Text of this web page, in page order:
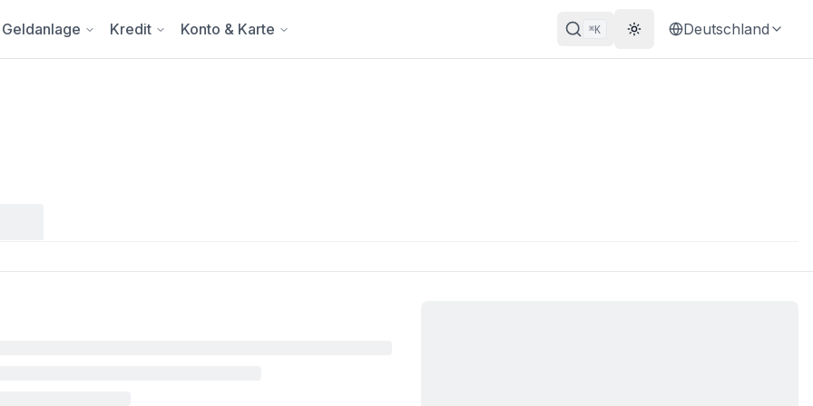
Geldanlage Kredit Konto & Karte ⌘K Theme wechseln
Deutschland